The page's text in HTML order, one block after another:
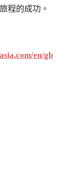
程的成功。
en/gb